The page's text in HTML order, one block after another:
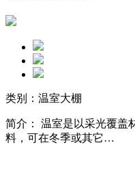
类别：温室大棚
简介： 温室是以采光覆盖
料，可在冬季或其它…